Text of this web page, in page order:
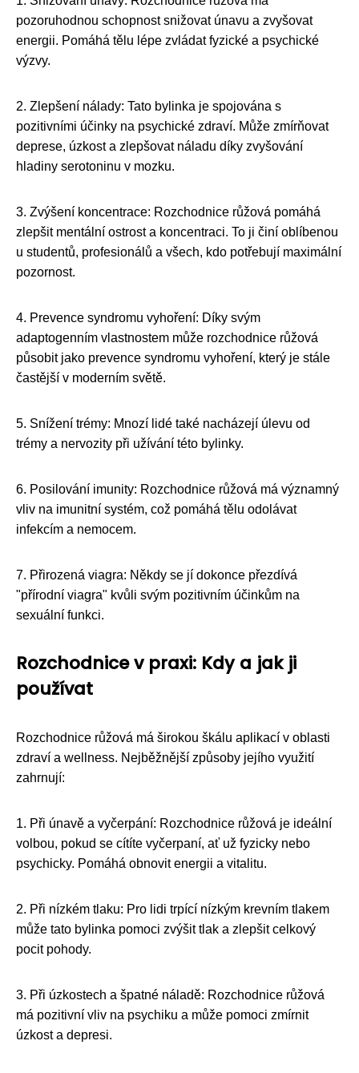
pozoruhodnou schopnost snižovat únavu a zvyšovat
energii. Pomáhá tělu lépe zvládat fyzické a psychické
výzvy.
2. Zlepšení nálady: Tato bylinka je spojována s
pozitivními účinky na psychické zdraví. Může zmírňovat
deprese, úzkost a zlepšovat náladu díky zvyšování
hladiny serotoninu v mozku.
3. Zvýšení koncentrace: Rozchodnice růžová pomáhá
zlepšit mentální ostrost a koncentraci. To ji činí oblíbenou
u studentů, profesionálů a všech, kdo potřebují maximální
pozornost.
4. Prevence syndromu vyhoření: Díky svým
adaptogenním vlastnostem může rozchodnice růžová
působit jako prevence syndromu vyhoření, který je stále
častější v moderním světě.
5. Snížení trémy: Mnozí lidé také nacházejí úlevu od
trémy a nervozity při užívání této bylinky.
6. Posilování imunity: Rozchodnice růžová má významný
vliv na imunitní systém, což pomáhá tělu odolávat
infekcím a nemocem.
7. Přirozená viagra: Někdy se jí dokonce přezdívá
"přírodní viagra" kvůli svým pozitivním účinkům na
sexuální funkci.
Rozchodnice v praxi: Kdy a jak ji
používat
Rozchodnice růžová má širokou škálu aplikací v oblasti
zdraví a wellness. Nejběžnější způsoby jejího využití
zahrnují:
1. Při únavě a vyčerpání: Rozchodnice růžová je ideální
volbou, pokud se cítíte vyčerpaní, ať už fyzicky nebo
psychicky. Pomáhá obnovit energii a vitalitu.
2. Při nízkém tlaku: Pro lidi trpící nízkým krevním tlakem
může tato bylinka pomoci zvýšit tlak a zlepšit celkový
pocit pohody.
3. Při úzkostech a špatné náladě: Rozchodnice růžová
má pozitivní vliv na psychiku a může pomoci zmírnit
úzkost a depresi.